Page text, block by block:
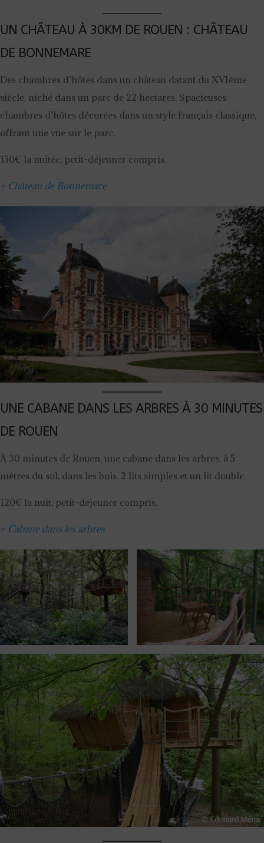
UN CHÂTEAU À 30KM DE ROUEN : CHÂTEAU
DE BONNEMARE
Des chambres d’hôtes dans un château datant du XVIème
siècle, niché dans un parc de 22 hectares. Spacieuses
chambres d’hôtes décorées dans un style français classique,
offrant une vue sur le parc.
150€ la nuitée, petit-déjeuner compris.
+ Château de Bonnemare
UNE CABANE DANS LES ARBRES À 30 MINUTES
DE ROUEN
À 30 minutes de Rouen, une cabane dans les arbres, à 5
mètres du sol, dans les bois. 2 lits simples et un lit double.
120€ la nuit, petit-déjeuner compris.
+ Cabane dans les arbres